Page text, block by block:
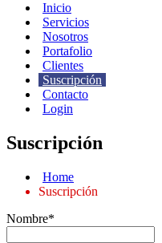
Inicio
Servicios
Nosotros
Portafolio
Clientes
Suscripción
Contacto
Login
Suscripción
Home
Suscripción
Nombre*